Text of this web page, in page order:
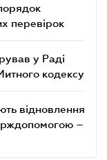
перевірок
у Раді
кодексу
відновлення
–